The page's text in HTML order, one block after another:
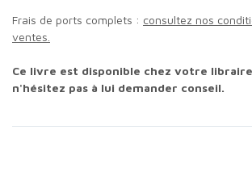
Frais de ports complets : consultez nos
ventes.
Ce livre est disponible chez votre libraire habituel,
n'hésitez pas à lui demander conseil.